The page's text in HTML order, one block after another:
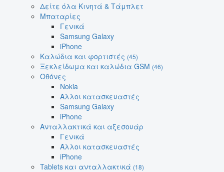
Δείτε όλα Κινητά & Τάμπλετ
Μπαταρίες
Γενικά
Samsung Galaxy
iPhone
Καλώδια και φορτιστές (45)
Ξεκλείδωμα και καλώδια GSM (46)
Οθόνες
Nokia
Άλλοι κατασκευαστές
Samsung Galaxy
iPhone
Ανταλλακτικά και αξεσουάρ
Γενικά
Άλλοι κατασκευαστές
iPhone
Tablets και ανταλλακτικά (18)